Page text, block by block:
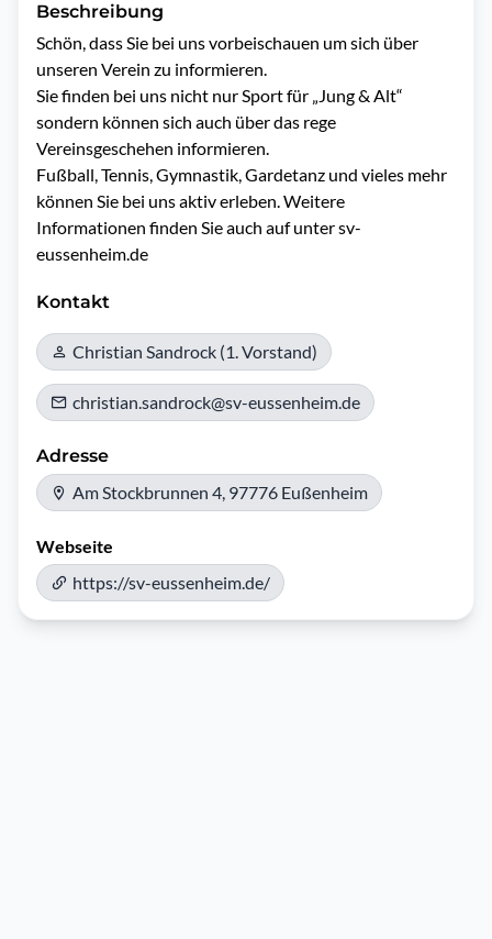
Beschreibung
Schön, dass Sie bei uns vorbeischauen um sich über
unseren Verein zu informieren.
Sie finden bei uns nicht nur Sport für „Jung & Alt“
sondern können sich auch über das rege
Vereinsgeschehen informieren.
Fußball, Tennis, Gymnastik, Gardetanz und vieles mehr
können Sie bei uns aktiv erleben. Weitere
Informationen finden Sie auch auf unter sv-
eussenheim.de
Kontakt
Christian Sandrock (1. Vorstand)
christian.sandrock@sv-eussenheim.de
Adresse
Am Stockbrunnen 4, 97776 Eußenheim
Webseite
https://sv-eussenheim.de/